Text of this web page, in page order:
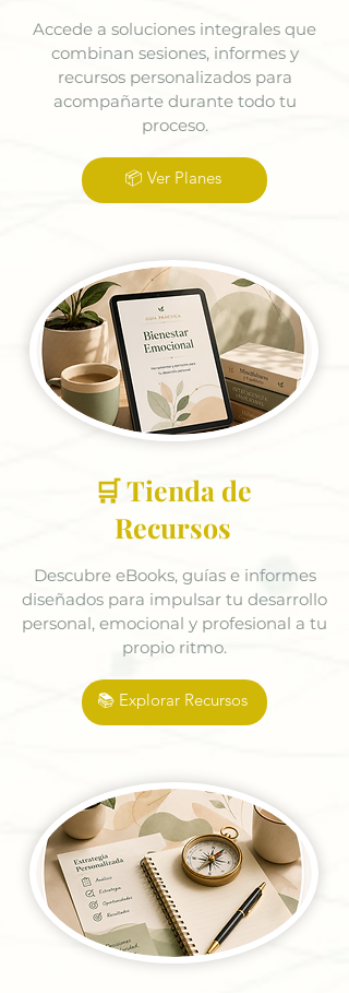
Accede a soluciones integrales que
combinan sesiones, informes y
recursos personalizados para
acompañarte durante todo tu
proceso.
📦 Ver Planes
🛒 Tienda de
Recursos
Descubre eBooks, guías e informes
diseñados para impulsar tu desarrollo
personal, emocional y profesional a tu
propio ritmo.
📚 Explorar Recursos